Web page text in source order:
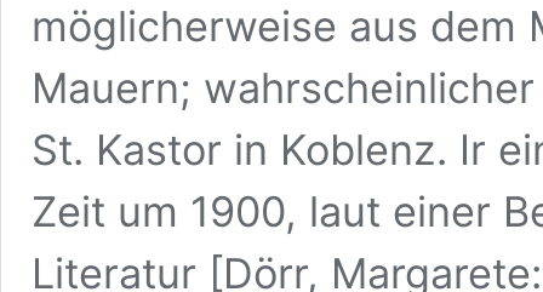
möglicherweise aus dem
Mauern;
St. Kastor in Koblenz. Ir
Zeit um 1900, laut einer
Literatur [Dörr,